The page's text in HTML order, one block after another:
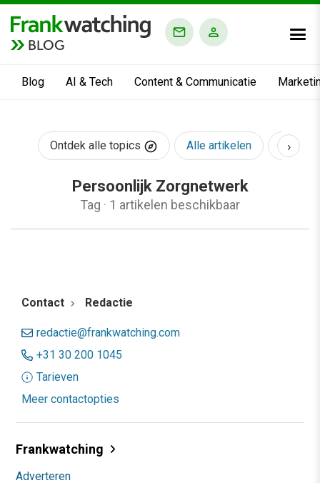
BLOG
Blog AI & Tech Content & Communicatie
Ontdek alle topics Alle artikelen AI &
›
Persoonlijk Zorgnetwerk
Tag · 1 artikelen beschikbaar
Contact Redactie
redactie@frankwatching.com
+31 30 200 1045
Tarieven
Meer contactopties
Frankwatching
Adverteren